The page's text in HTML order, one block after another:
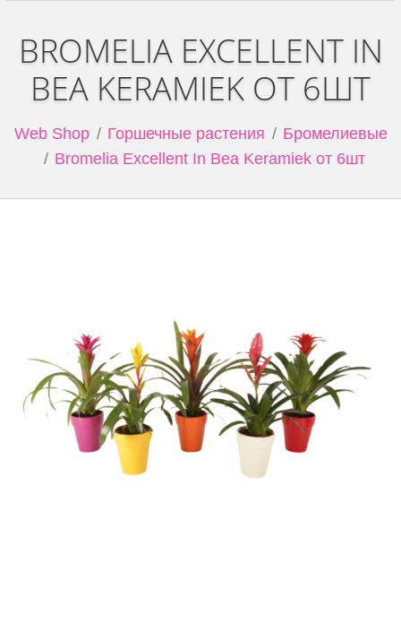
BROMELIA EXCELLENT IN
BEA KERAMIEK ОТ 6ШТ
Web Shop Горшечные растения
Бромелиевые
Bromelia Excellent In Bea Keramiek от 6шт